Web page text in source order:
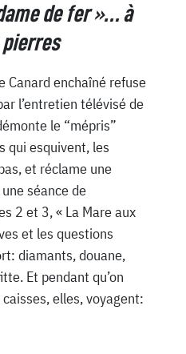
de fer »… à
pierres
Canard enchaîné refuse
l’entretien télévisé de
le “mépris”
qui esquivent, les
et réclame une
séance de
2 et 3, « La Mare aux
et les questions
diamants, douane,
Et pendant qu’on
elles, voyagent: